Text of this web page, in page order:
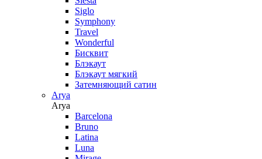
Siglo
Symphony
Travel
Wonderful
Бисквит
Блэкаут
Блэкаут мягкий
Затемняющий сатин
Arya
Arya
Barcelona
Bruno
Latina
Luna